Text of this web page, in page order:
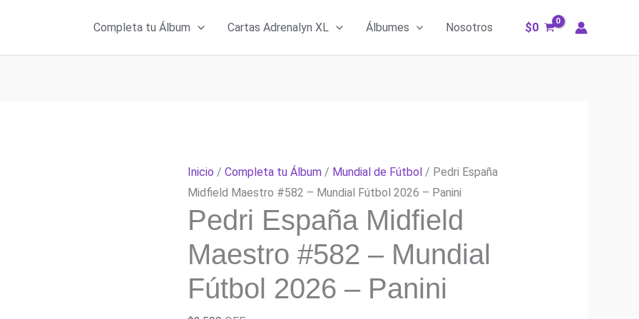
Completa tu Álbum Cartas Adrenalyn XL Álbumes Nosotros $0
Inicio /Completa tu Álbum / Mundial de Fútbol / Pedri España
Midfield Maestro #582 – Mundial Fútbol 2026 – Panini
Pedri España Midfield
Maestro #582 – Mundial
Fútbol 2026 – Panini